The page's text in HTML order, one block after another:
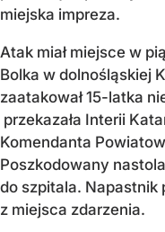
miejska impreza.
Atak miał miejsce w
Bolka w dolnośląskiej
zaatakował 15-latka
przekazała Interii
Komendanta
Poszkodowany
do szpitala. Napastnik
z miejsca zdarzenia.